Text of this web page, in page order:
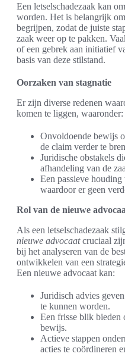
Een letselschadezaak kan
worden. Het is belangrijk
begrijpen, zodat de juiste
zaak weer op te pakken.
of een gebrek aan initiatief
basis van deze stilstand.
Oorzaken van stagnatie
Er zijn diverse redenen
komen te liggen, waaronder:
Onvoldoende bewijs
de claim verder te
Juridische obstakels
afhandeling van de
Een passieve
waardoor er geen
Rol van de nieuwe
Als een letselschadezaak
nieuwe advocaatcruciaal
bij het analyseren van de
ontwikkelen van een
Een nieuwe advocaat kan:
Juridisch advies
te kunnen worden.
Een frisse blik bieden
bewijs.
Actieve stappen
acties te coördineren